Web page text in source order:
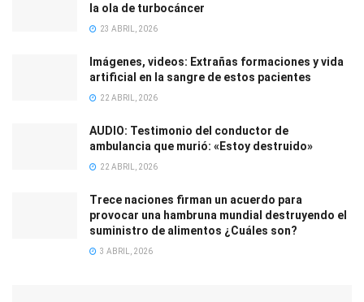
la ola de turbocáncer
23 ABRIL, 2026
Imágenes, videos: Extrañas formaciones y vida
artificial en la sangre de estos pacientes
22 ABRIL, 2026
AUDIO: Testimonio del conductor de
ambulancia que murió: «Estoy destruido»
22 ABRIL, 2026
Trece naciones firman un acuerdo para
provocar una hambruna mundial destruyendo el
suministro de alimentos ¿Cuáles son?
3 ABRIL, 2026